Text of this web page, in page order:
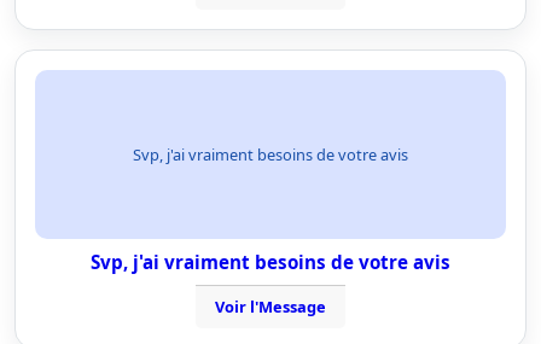
Svp, j'ai vraiment besoins de votre avis
Svp, j'ai vraiment besoins de votre avis
Voir l'Message